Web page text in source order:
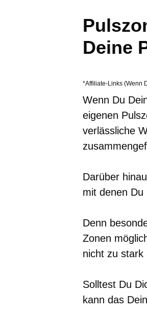
Deine
*Affiliate-Links (Wenn
Wenn Du
eigenen
verlässliche
Darüber
mit denen Du
Denn
Zonen
nicht zu stark
Solltest Du
kann das